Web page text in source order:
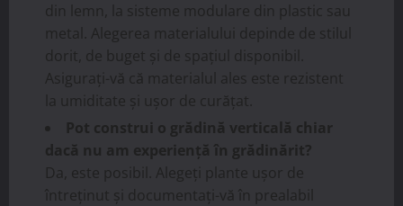
din lemn, la sisteme modulare din plastic sau
metal. Alegerea materialului depinde de stilul
dorit, de buget și de spațiul disponibil.
Asigurați-vă că materialul ales este rezistent
la umiditate și ușor de curățat.
Pot construi o grădină verticală chiar
dacă nu am experiență în grădinărit?
Da, este posibil. Alegeți plante ușor de
întreținut și documentați-vă în prealabil